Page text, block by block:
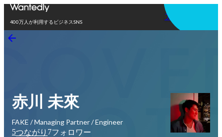
400万人が利用するビジネスSNS
アプリを使う
赤川 未來
FAKE / Managing Partner / Engineer
5つながり 7フォロワー